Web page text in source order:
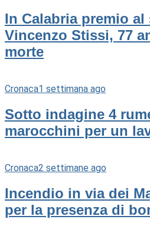
In Calabria premio al
Vincenzo Stissi, 77
morte
Cronaca1 settimana ago
Sotto indagine 4
marocchini per un
Cronaca2 settimane ago
Incendio in via dei
per la presenza di